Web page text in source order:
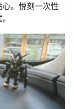
。悦刻一次性